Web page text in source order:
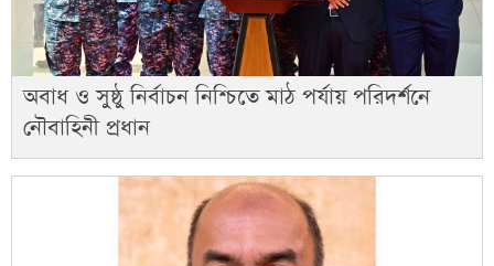
অবাধ ও সুষ্ঠু নির্বাচন নিশ্চিতে মাঠ পর্যায় পরিদর্শনে
নৌবাহিনী প্রধান